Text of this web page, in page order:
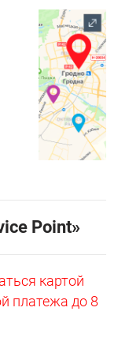
Point»
картой
платежа до 8